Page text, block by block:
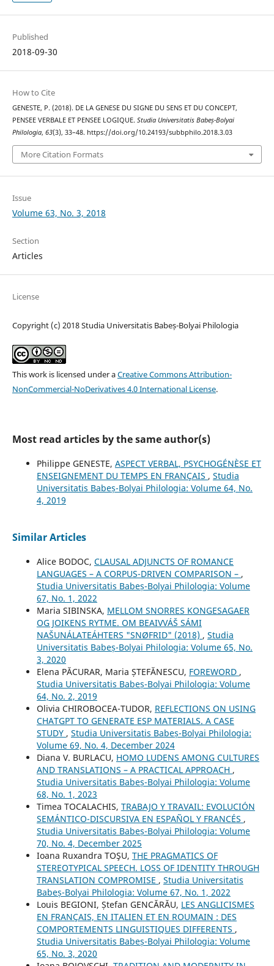
Published
2018-09-30
How to Cite
GENESTE, P. (2018). DE LA GENESE DU SIGNE DU SENS ET DU CONCEPT,
PENSEE VERBALE ET PENSEE LOGIQUE. Studia Universitatis Babeș-Bolyai
Philologia, 63(3), 33–48. https://doi.org/10.24193/subbphilo.2018.3.03
More Citation Formats
Issue
Volume 63, No. 3, 2018
Section
Articles
License
Copyright (c) 2018 Studia Universitatis Babeș-Bolyai Philologia
This work is licensed under aCreative Commons Attribution-
NonCommercial-NoDerivatives 4.0 International License.
Most read articles by the same author(s)
Philippe GENESTE, ASPECT VERBAL, PSYCHOGÉNÈSE ET
ENSEIGNEMENT DU TEMPS EN FRANÇAIS , Studia
Universitatis Babeș-Bolyai Philologia: Volume 64, No.
4, 2019
Similar Articles
Alice BODOC, CLAUSAL ADJUNCTS OF ROMANCE
LANGUAGES – A CORPUS-DRIVEN COMPARISON – ,
Studia Universitatis Babeș-Bolyai Philologia: Volume
67, No. 1, 2022
Maria SIBINSKA, MELLOM SNORRES KONGESAGAER
OG JOIKENS RYTME. OM BEAIVVÁŠ SÁMI
NAŠUNÁLATEÁHTERS "SNØFRID" (2018) , Studia
Universitatis Babeș-Bolyai Philologia: Volume 65, No.
3, 2020
Elena PĂCURAR, Maria ȘTEFĂNESCU, FOREWORD ,
Studia Universitatis Babeș-Bolyai Philologia: Volume
64, No. 2, 2019
Olivia CHIROBOCEA-TUDOR, REFLECTIONS ON USING
CHATGPT TO GENERATE ESP MATERIALS. A CASE
STUDY , Studia Universitatis Babeș-Bolyai Philologia:
Volume 69, No. 4, December 2024
Diana V. BURLACU, HOMO LUDENS AMONG CULTURES
AND TRANSLATIONS – A PRACTICAL APPROACH ,
Studia Universitatis Babeș-Bolyai Philologia: Volume
68, No. 1, 2023
Timea TOCALACHIS, TRABAJO Y TRAVAIL: EVOLUCIÓN
SEMÁNTICO-DISCURSIVA EN ESPAÑOL Y FRANCÉS ,
Studia Universitatis Babeș-Bolyai Philologia: Volume
70, No. 4, December 2025
Ioana Ruxandra TOŞU, THE PRAGMATICS OF
STEREOTYPICAL SPEECH. LOSS OF IDENTITY THROUGH
TRANSLATION COMPROMISE , Studia Universitatis
Babeș-Bolyai Philologia: Volume 67, No. 1, 2022
Louis BEGIONI, Ștefan GENCĂRĂU, LES ANGLICISMES
EN FRANÇAIS, EN ITALIEN ET EN ROUMAIN : DES
COMPORTEMENTS LINGUISTIQUES DIFFERENTS ,
Studia Universitatis Babeș-Bolyai Philologia: Volume
65, No. 3, 2020